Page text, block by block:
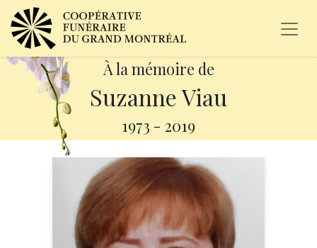
À la mémoire de
Suzanne Viau
1973 - 2019